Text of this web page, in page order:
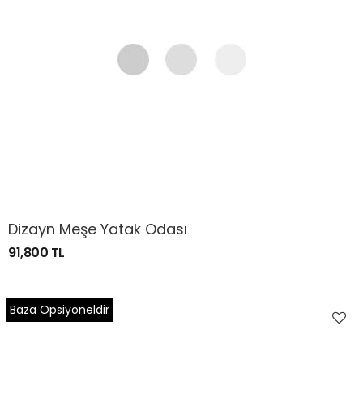
Dizayn Meşe Yatak Odası
91,800 TL
Baza Opsiyoneldir